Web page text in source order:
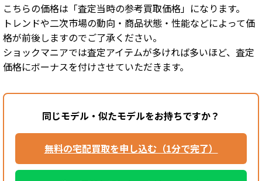
こちらの価格は「査定当時の参考買取価格」になります。
トレンドや二次市場の動向・商品状態・性能などによって価
格が前後しますのでご了承ください。
ショックマニアでは査定アイテムが多ければ多いほど、査定
価格にボーナスを付けさせていただきます。
同じモデル・似たモデルをお持ちですか？
無料の宅配買取を申し込む（1分で完了）